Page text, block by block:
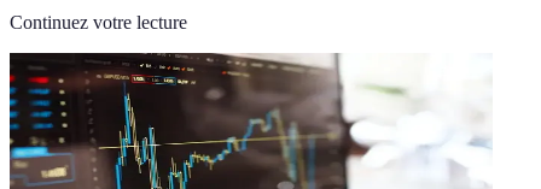
Continuez votre lecture